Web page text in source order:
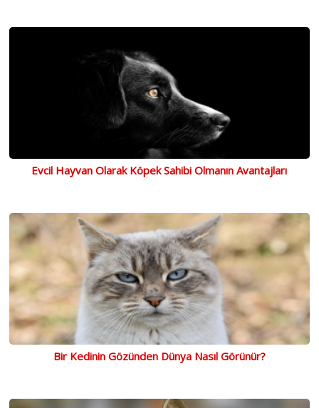
Evcil Hayvan Olarak Köpek Sahibi Olmanın Avantajları
Bir Kedinin Gözünden Dünya Nasıl Görünür?